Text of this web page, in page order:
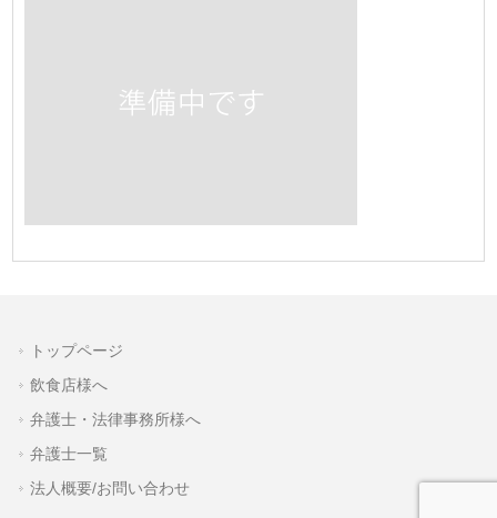
トップページ
飲食店様へ
弁護士・法律事務所様へ
弁護士一覧
法人概要/お問い合わせ